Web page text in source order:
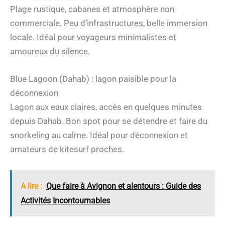
Plage rustique, cabanes et atmosphère non
commerciale. Peu d’infrastructures, belle immersion
locale. Idéal pour voyageurs minimalistes et
amoureux du silence.
Blue Lagoon (Dahab) : lagon paisible pour la
déconnexion
Lagon aux eaux claires, accès en quelques minutes
depuis Dahab. Bon spot pour se détendre et faire du
snorkeling au calme. Idéal pour déconnexion et
amateurs de kitesurf proches.
A lire : Que faire à Avignon et alentours : Guide des
Activités Incontournables